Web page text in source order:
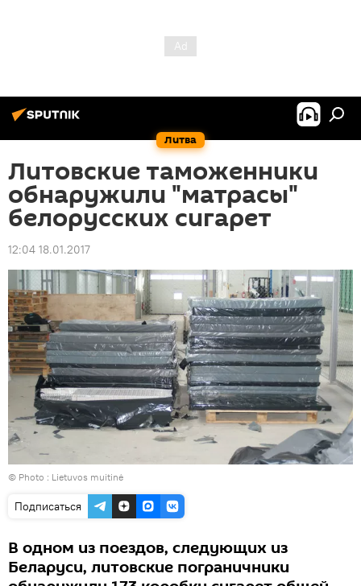
Литва
Литовские таможенники
обнаружили "матрасы"
белорусских сигарет
12:04 18.01.2017
© Photo : Lietuvos muitinė
Подписаться
В одном из поездов, следующих из
Беларуси, литовские пограничники